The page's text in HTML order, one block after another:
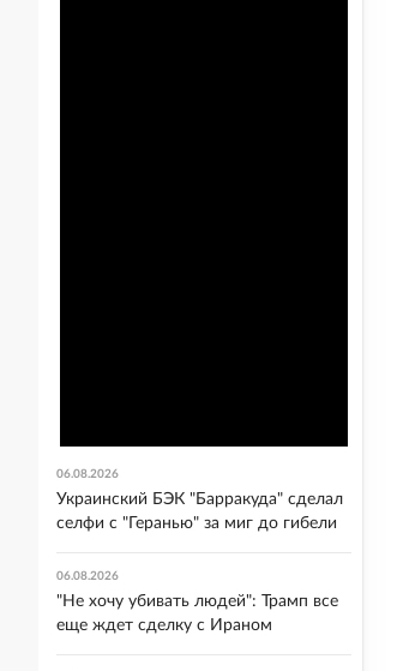
06.08.2026
Украинский БЭК "Барракуда" сделал
селфи с "Геранью" за миг до гибели
06.08.2026
"Не хочу убивать людей": Трамп все
еще ждет сделку с Ираном